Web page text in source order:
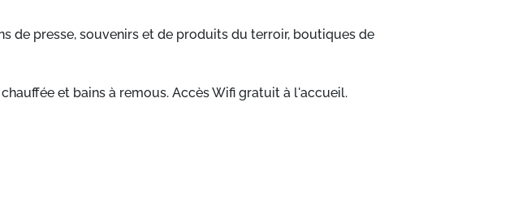
de presse, souvenirs et de produits du terroir, boutiques de
et bains à remous. Accès Wifi gratuit à l'accueil.